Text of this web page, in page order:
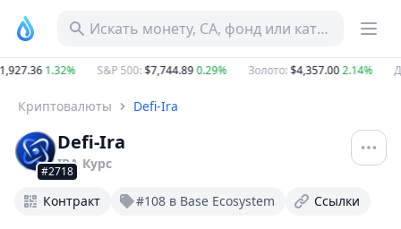
Искать монету, CA, фонд или категорию
1.32% S&P 500:$7,744.89 0.29% Золото:$4,357.002.14%
Криптовалюты Defi-Ira
#2718
Defi-Ira
IRA Курс
Контракт #108 в Base Ecosystem Ссылки